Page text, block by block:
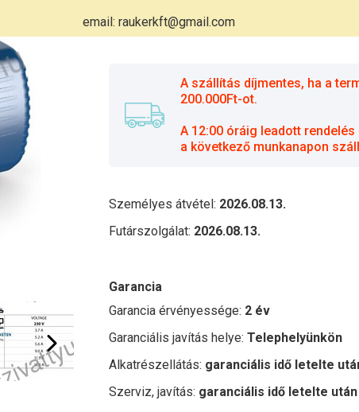
email: raukerkft@gmail.com
Szállítási költség:3.290Ft
A szállítás díjmentes, ha a
200.000Ft-ot.
A 12:00 óráig leadott
a következő munkanapon
Személyes átvétel: 2026.08.13.
Futárszolgálat: 2026.08.13.
Garancia
Garancia érvényessége: 2 év
Garanciális javítás helye: Telephelyünkön
Alkatrészellátás: garanciális idő letelte
Szerviz, javítás: garanciális idő letelte